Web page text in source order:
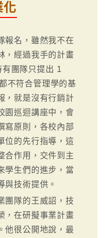
化
報名，雖然我不在
，經過我手的計畫
團隊只提出 1
不符合管理學的基
，就是沒有行銷計
園巡迴講座中，會
寫原則，各校內部
位的先行指導，這
合作用，交件到主
學生們的進步，當
與技術提供。
團隊的王威詔，技
，在研擬事業計畫
他很公開地說，最